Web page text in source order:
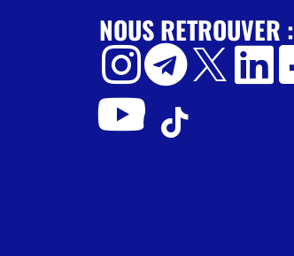
NOUS RETROUVER :